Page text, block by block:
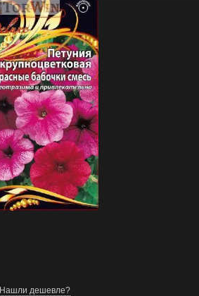
Нашли дешевле?